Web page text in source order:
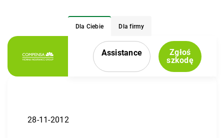
Dla Ciebie Dla firmy
Menu nawigacyjne
Assistance
Zgłoś
szkodę
28-11-2012